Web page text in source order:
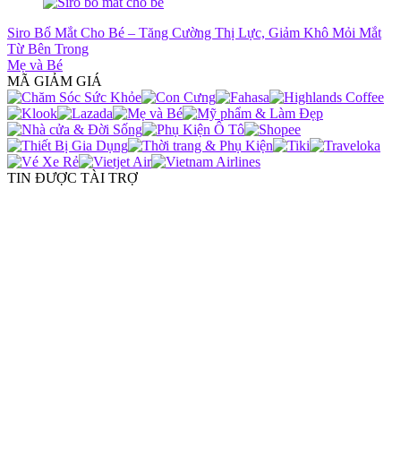
Siro Bổ Mắt Cho Bé – Tăng Cường Thị Lực, Giảm Khô Mỏi Mắt
Từ Bên Trong
Mẹ và Bé
MÃ GIẢM GIÁ
TIN ĐƯỢC TÀI TRỢ